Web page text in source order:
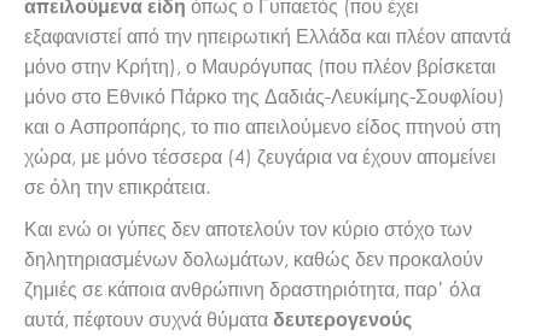
απειλούμενα είδη όπως ο Γυπαετός (που έχει
εξαφανιστεί από την ηπειρωτική Ελλάδα και πλέον απαντά
μόνο στην Κρήτη), ο Μαυρόγυπας (που πλέον βρίσκεται
μόνο στο Εθνικό Πάρκο της Δαδιάς-Λευκίμης-Σουφλίου)
και ο Ασπροπάρης, το πιο απειλούμενο είδος πτηνού στη
χώρα, με μόνο τέσσερα (4) ζευγάρια να έχουν απομείνει
σε όλη την επικράτεια.
Και ενώ οι γύπες δεν αποτελούν τον κύριο στόχο των
δηλητηριασμένων δολωμάτων, καθώς δεν προκαλούν
ζημιές σε κάποια ανθρώπινη δραστηριότητα, παρ’ όλα
αυτά, πέφτουν συχνά θύματα δευτερογενούς